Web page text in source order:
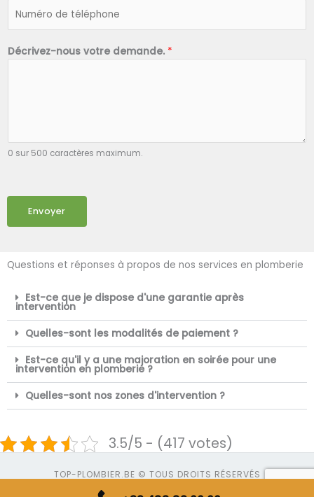
Décrivez-nous votre demande. *
0 sur 500 caractères maximum.
Envoyer
Questions et réponses à propos de nos services en plomberie
Est-ce que je dispose d'une garantie après
intervention
Quelles-sont les modalités de paiement ?
Est-ce qu'il y a une majoration en soirée pour une
intervention en plomberie ?
Quelles-sont nos zones d'intervention ?
3.5/5 - (417 votes)
TOP-PLOMBIER.BE © TOUS DROITS RÉSERVÉS